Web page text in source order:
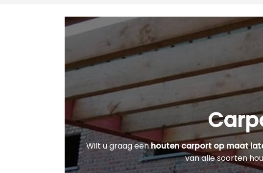
Wilt u graag eenhouten carport op maat
van alle soorten